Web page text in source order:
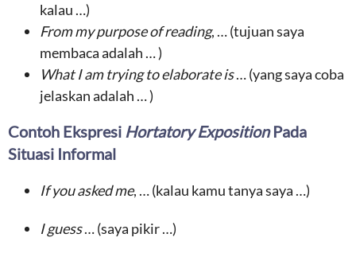
kalau …)
From my purpose of reading, … (tujuan saya
membaca adalah … )
What I am trying to elaborate is… (yang saya coba
jelaskan adalah … )
Contoh Ekspresi Hortatory ExpositionPada
Situasi Informal
If you asked me, … (kalau kamu tanya saya …)
I guess… (saya pikir …)